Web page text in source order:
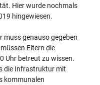
Hier wurde nochmals
hingewiesen.
muss genauso gegeben
Eltern die
Uhr betreut zu wissen.
die Infrastruktur mit
kommunalen